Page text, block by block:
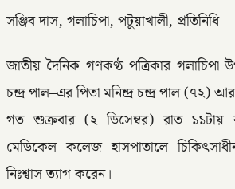
সঞ্জিব দাস, গলাচিপা, পটুয়াখালী, প্রতিনিধি
জাতীয় দৈনিক গণকণ্ঠ পত্রিকার গলাচিপা
চন্দ্র পাল–এর পিতা মনিন্দ্র চন্দ্র পাল (৭২)
গত শুক্রবার (২ ডিসেম্বর) রাত ১১টায়
মেডিকেল কলেজ হাসপাতালে
নিঃশ্বাস ত্যাগ করেন।